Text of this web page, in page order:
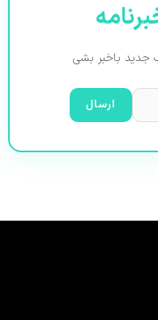
جدید باخبر بشی